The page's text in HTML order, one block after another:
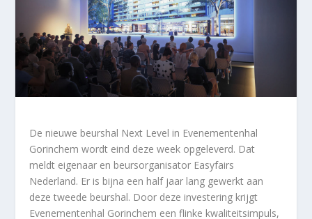
De nieuwe beurshal Next Level in Evenementenhal
Gorinchem wordt eind deze week opgeleverd. Dat
meldt eigenaar en beursorganisator Easyfairs
Nederland. Er is bijna een half jaar lang gewerkt aan
deze tweede beurshal. Door deze investering krijgt
Evenementenhal Gorinchem een flinke kwaliteitsimpuls,